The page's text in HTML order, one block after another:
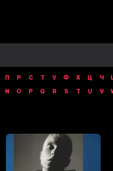
П Р С Т У Ф Х Ц Ч
N O P Q R S T U V